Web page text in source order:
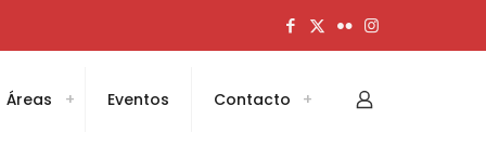
Áreas Eventos Contacto